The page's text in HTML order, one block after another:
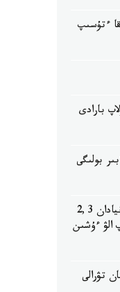
ءتۇسىپ
بارادى
بولىگى
قاشاعان كەن ورنىن يگەرەتىن كومپانيادان 2,3
الۋ ءۇشىن
تۋرالى